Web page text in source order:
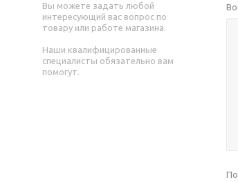
Вы можете задать любой
интересующий вас вопрос по
товару или работе магазина.
Наши квалифицированные
специалисты обязательно вам
помогут.